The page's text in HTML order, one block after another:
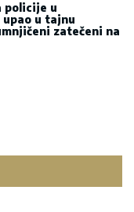
policije u
upao u tajnu
zatečeni na